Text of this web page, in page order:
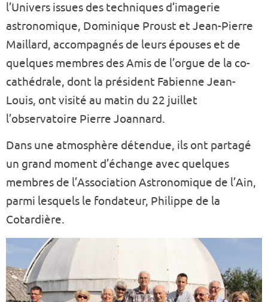
l’Univers issues des techniques d’imagerie
astronomique, Dominique Proust et Jean-Pierre
Maillard, accompagnés de leurs épouses et de
quelques membres des Amis de l’orgue de la co-
cathédrale, dont la président Fabienne Jean-
Louis, ont visité au matin du 22 juillet
l’observatoire Pierre Joannard.
Dans une atmosphère détendue, ils ont partagé
un grand moment d’échange avec quelques
membres de l’Association Astronomique de l’Ain,
parmi lesquels le fondateur, Philippe de la
Cotardière.